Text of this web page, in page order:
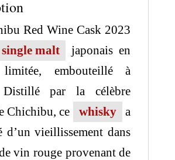
Red Wine Cask 2023
single malt
japonais en
embouteillé à
Distillé par la célèbre
Chichibu, ce
whisky
a
d’un vieillissement dans
vin rouge provenant de